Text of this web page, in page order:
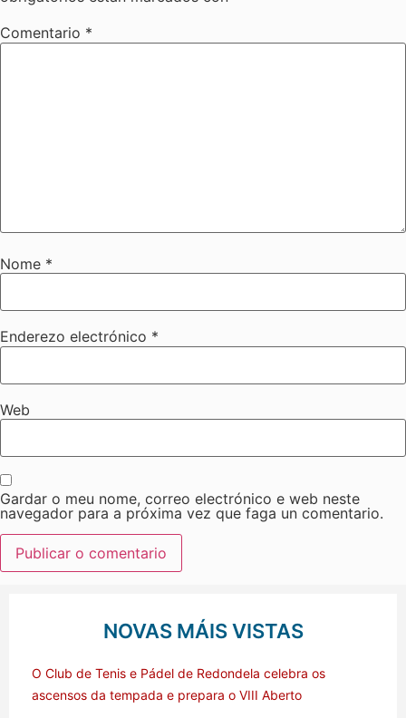
Comentario *
Nome *
Enderezo electrónico *
Web
Gardar o meu nome, correo electrónico e web neste
navegador para a próxima vez que faga un comentario.
NOVAS MÁIS VISTAS
O Club de Tenis e Pádel de Redondela celebra os
ascensos da tempada e prepara o VIII Aberto